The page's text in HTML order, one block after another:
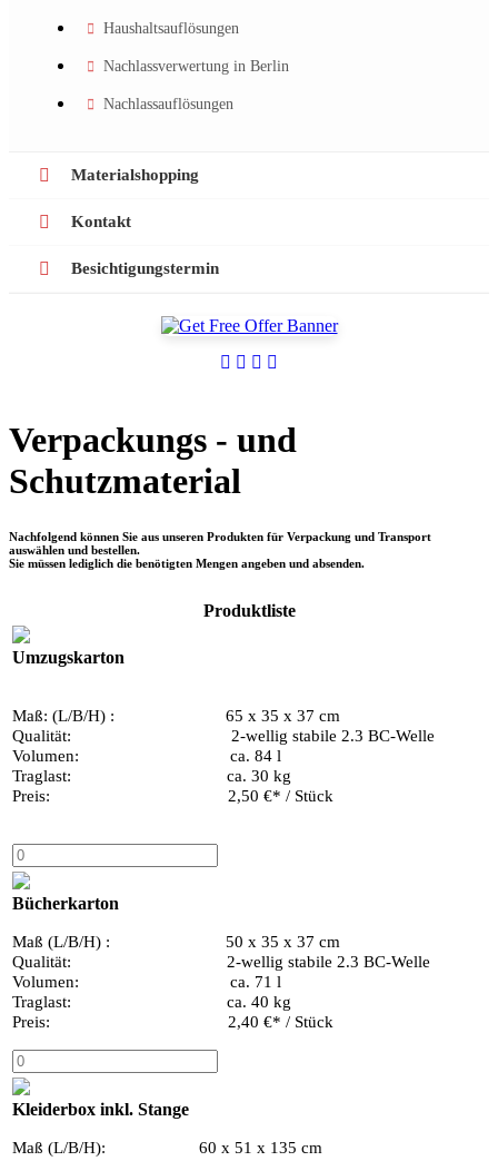
Haushaltsauflösungen
Nachlassverwertung in Berlin
Nachlassauflösungen
Materialshopping
Kontakt
Besichtigungstermin
Verpackungs - und
Schutzmaterial
Nachfolgend können Sie aus unseren Produkten für Verpackung und Transport
auswählen und bestellen.
Sie müssen lediglich die benötigten Mengen angeben und absenden.
Produktliste
Umzugskarton
Maß: (L/B/H) : 65 x 35 x 37 cm
Qualität: 2-wellig stabile 2.3 BC-Welle
Volumen: ca. 84 l
Traglast: ca. 30 kg
Preis: 2,50 €* / Stück
Bücherkarton
Maß (L/B/H) : 50 x 35 x 37 cm
Qualität: 2-wellig stabile 2.3 BC-Welle
Volumen: ca. 71 l
Traglast: ca. 40 kg
Preis: 2,40 €* / Stück
Kleiderbox inkl. Stange
Maß (L/B/H): 60 x 51 x 135 cm